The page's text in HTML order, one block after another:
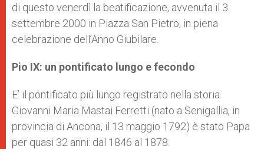
di questo venerdì la beatificazione, avvenuta il 3
settembre 2000 in Piazza San Pietro, in piena
celebrazione dell’Anno Giubilare.
Pio IX: un pontificato lungo e fecondo
E’ il pontificato più lungo registrato nella storia.
Giovanni Maria Mastai Ferretti (nato a Senigallia, in
provincia di Ancona, il 13 maggio 1792) è stato Papa
per quasi 32 anni: dal 1846 al 1878.